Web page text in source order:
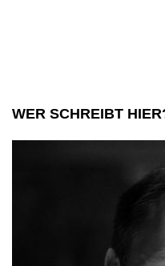
WER SCHREIBT